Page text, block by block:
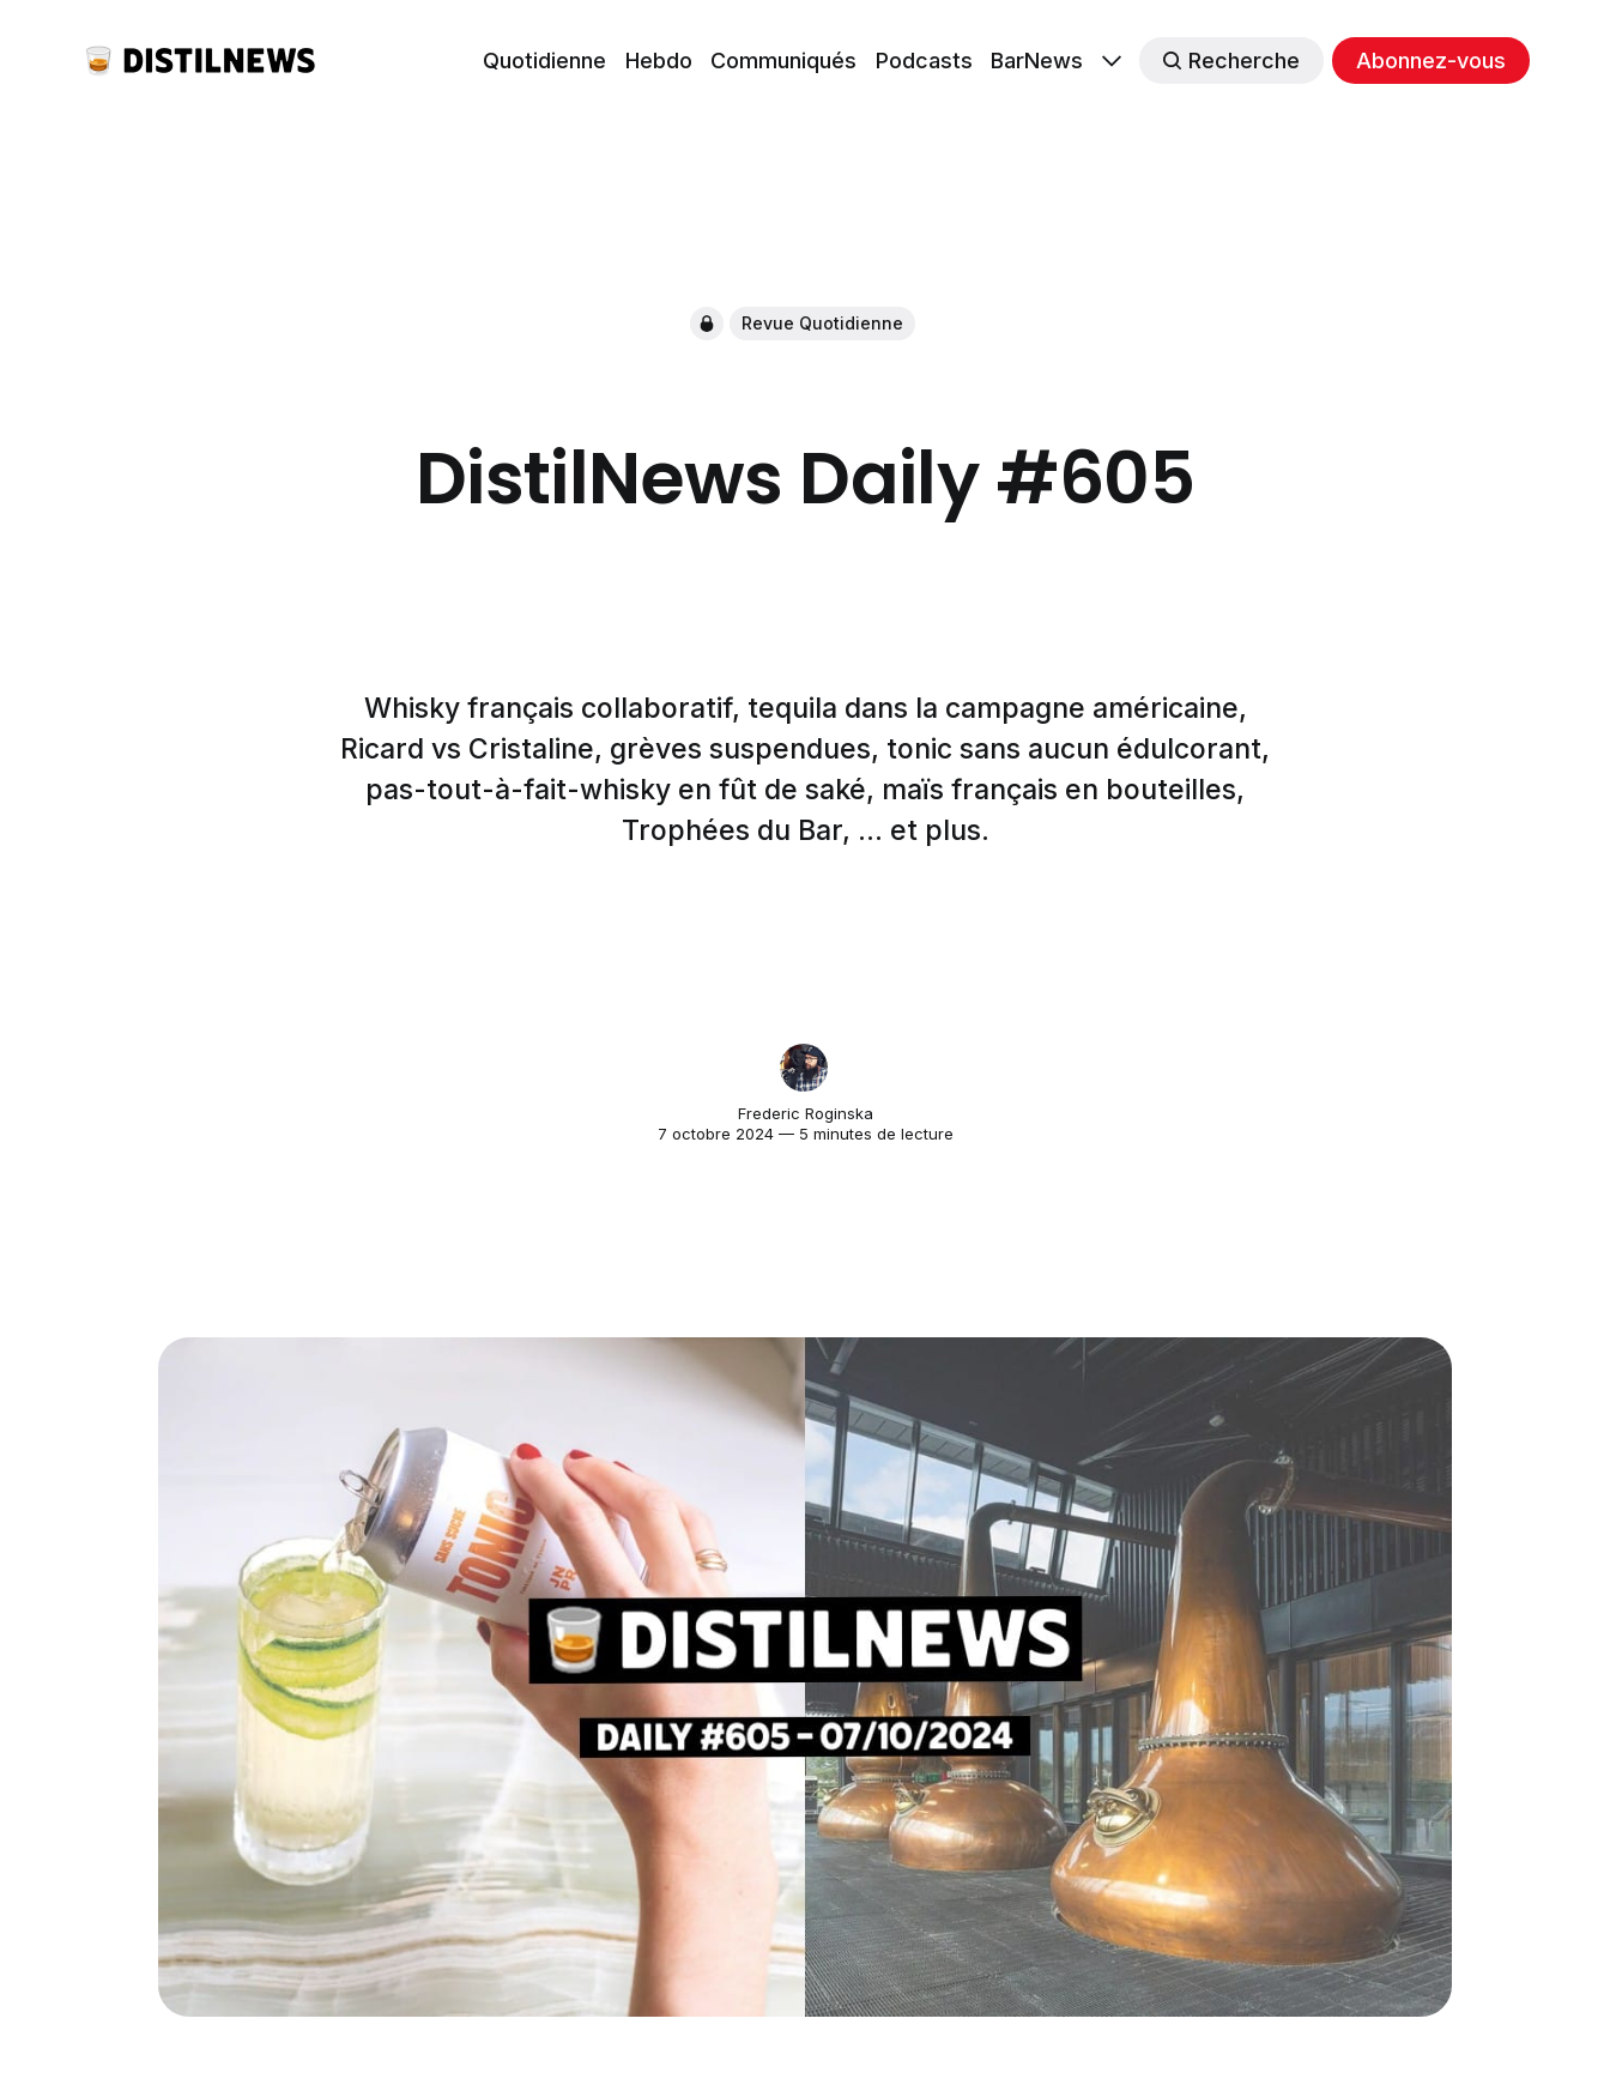
Quotidienne Hebdo Communiqués Podcasts BarNews Recherche Abonnez-vous
Revue Quotidienne
DistilNews Daily #605
Whisky français collaboratif, tequila dans la campagne américaine,
Ricard vs Cristaline, grèves suspendues, tonic sans aucun édulcorant,
pas-tout-à-fait-whisky en fût de saké, maïs français en bouteilles,
Trophées du Bar, ... et plus.
Frederic Roginska
7 octobre 2024 — 5 minutes de lecture